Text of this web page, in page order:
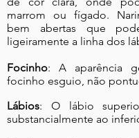
marrom ou fígado.
bem abertas que
ligeiramente a linha dos
Focinho: A aparência
focinho esguio, não
Lábios: O lábio
substancialmente ao